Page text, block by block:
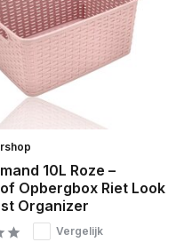
10L Roze –
Opbergbox Riet Look
Organizer
Vergelijk